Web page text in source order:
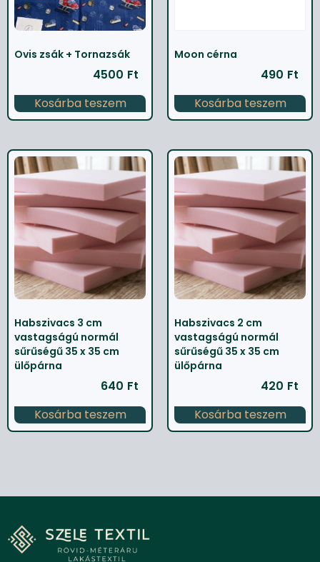
Ovis zsák + Tornazsák
4500 Ft
Kosárba teszem
Moon cérna
490 Ft
Kosárba teszem
Habszivacs 3 cm
vastagságú normál
sűrűségű 35 x 35 cm
ülőpárna
640 Ft
Kosárba teszem
Habszivacs 2 cm
vastagságú normál
sűrűségű 35 x 35 cm
ülőpárna
420 Ft
Kosárba teszem